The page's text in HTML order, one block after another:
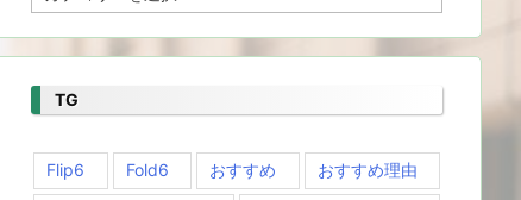
TG
Flip6 Fold6 おすすめ おすすめ理由